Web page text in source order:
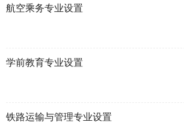
航空乘务专业设置
学前教育专业设置
铁路运输与管理专业设置